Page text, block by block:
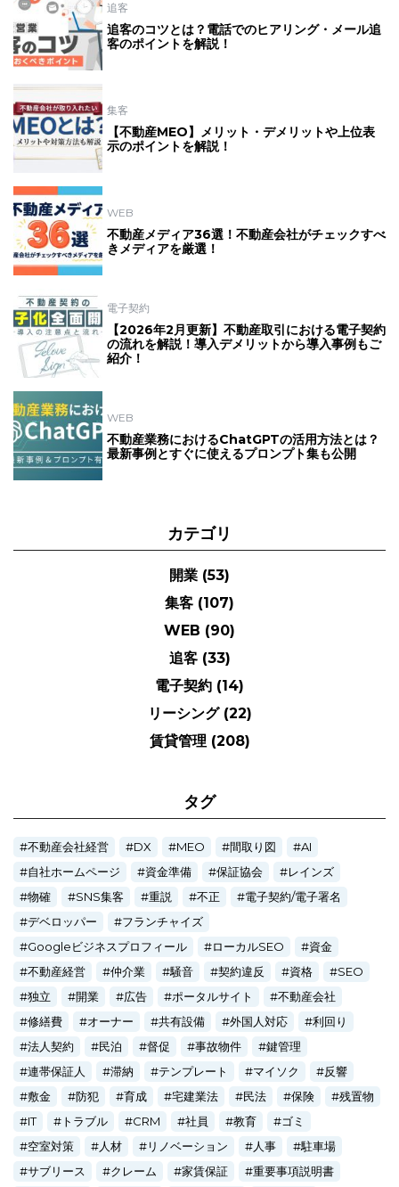
追客
追客のコツとは？電話でのヒアリング・メール追
客のポイントを解説！
集客
【不動産MEO】メリット・デメリットや上位表
示のポイントを解説！
WEB
不動産メディア36選！不動産会社がチェックすべ
きメディアを厳選！
電子契約
【2026年2月更新】不動産取引における電子契約
の流れを解説！導入デメリットから導入事例もご
紹介！
WEB
不動産業務におけるChatGPTの活用方法とは？
最新事例とすぐに使えるプロンプト集も公開
カテゴリ
開業 (53)
集客 (107)
WEB (90)
追客 (33)
電子契約 (14)
リーシング (22)
賃貸管理 (208)
タグ
不動産会社経営 DX MEO 間取り図
AI
自社ホームページ
資金準備 保証協会
レインズ
物確
SNS集客 重説 不正
電子契約/電子署名
デベロッパー
フランチャイズ
Googleビジネスプロフィール
ローカルSEO
資金
不動産経営
仲介業 騒音 契約違反 資格
SEO
独立
開業 広告 ポータルサイト
不動産会社
修繕費
オーナー 共有設備 外国人対応
利回り
法人契約
民泊 督促 事故物件
鍵管理
連帯保証人
滞納 テンプレート マイソク
反響
敷金
防犯 育成 宅建業法 民法 保険
残置物
IT
トラブル CRM 社員 教育
ゴミ
空室対策
人材 リノベーション 人事
駐車場
サブリース
クレーム 家賃保証
重要事項説明書